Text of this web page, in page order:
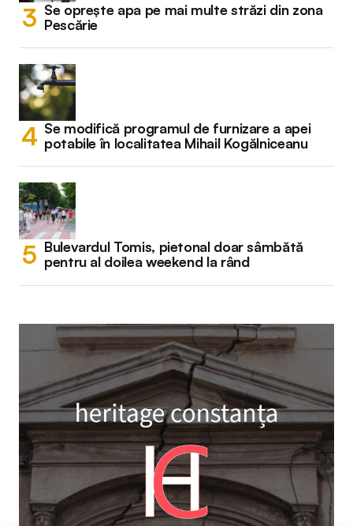
Se oprește apa pe mai multe străzi din zona
Pescărie
Se modifică programul de furnizare a apei
potabile în localitatea Mihail Kogălniceanu
Bulevardul Tomis, pietonal doar sâmbătă
pentru al doilea weekend la rând